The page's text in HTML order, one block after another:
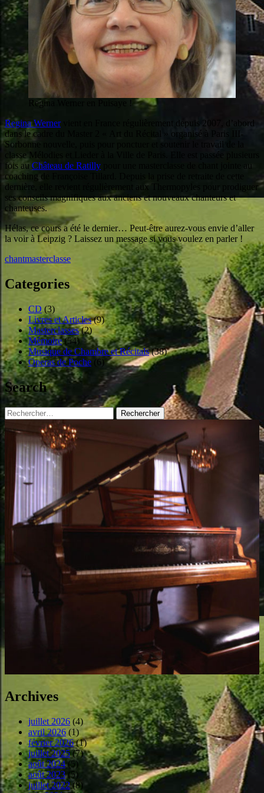
Regina Werner en Puisaye !
Regina Wernervient en France régulièrement depuis 2007, d’abord
dans le cadre du Master 2 « Art du Récital » organisé à Paris III-
Sorbonne nouvelle, puis pour ponctuer et soutenir le travail de la
classe Mélodies et Lieder à la Ville de Paris. Elle est passée plusieurs
fois au Château de Ratilly
coaching de Françoise Tillard. Depuis la prise de retraite de cette
dernière, elle revient régulièrement aux Thermopyles pour prodiguer
ses conseils magnifiques aux anciens et nouveaux chanteurs et
chanteuses.
Hélas, ce cours a été le dernier… Peut-être aurez-vous envie d’aller
la voir à Leipzig ? Laissez un message si vous voulez en parler !
chantmasterclasse
Categories
CD (3)
Livres et Articles(9)
Masterclasses(2)
Mémoire(54)
Musique de Chambre et Récitals(38)
Operas de Poche (6)
Search
Rechercher :
Archives
juillet 2026 (4)
avril 2026 (1)
février 2026(1)
juillet 2025(7)
août 2024(5)
août 2023(5)
juillet 2022(8)